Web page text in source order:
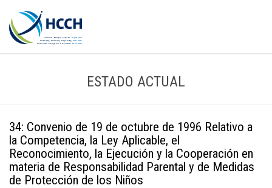
ESTADO ACTUAL
34: Convenio de 19 de octubre de 1996 Relativo a
la Competencia, la Ley Aplicable, el
Reconocimiento, la Ejecución y la Cooperación en
materia de Responsabilidad Parental y de Medidas
de Protección de los Niños